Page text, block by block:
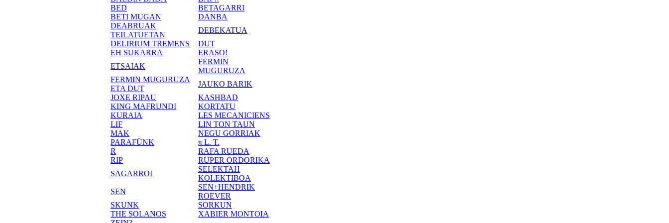
BED
BETAGARRI
BETI MUGAN
DANBA
DEABRUAK
TEILATUETAN
DEBEKATUA
DELIRIUM TREMENS
DUT
EH SUKARRA
ERASO!
ETSAIAK
FERMIN
MUGURUZA
FERMIN MUGURUZA
ETA DUT
JAUKO BARIK
JOXE RIPAU
KASHBAD
KING MAFRUNDI
KORTATU
KURAIA
LES MECANICIENS
LIF
LIN TON TAUN
MAK
NEGU GORRIAK
PARAFÜNK
π L. T.
R
RAFA RUEDA
RIP
RUPER ORDORIKA
SAGARROI
SELEKTAH
KOLEKTIBOA
SEN
SEN+HENDRIK
ROEVER
SKUNK
SORKUN
THE SOLANOS
XABIER MONTOIA